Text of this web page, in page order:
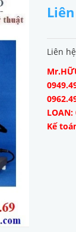
Liên
LOAN:
Kế